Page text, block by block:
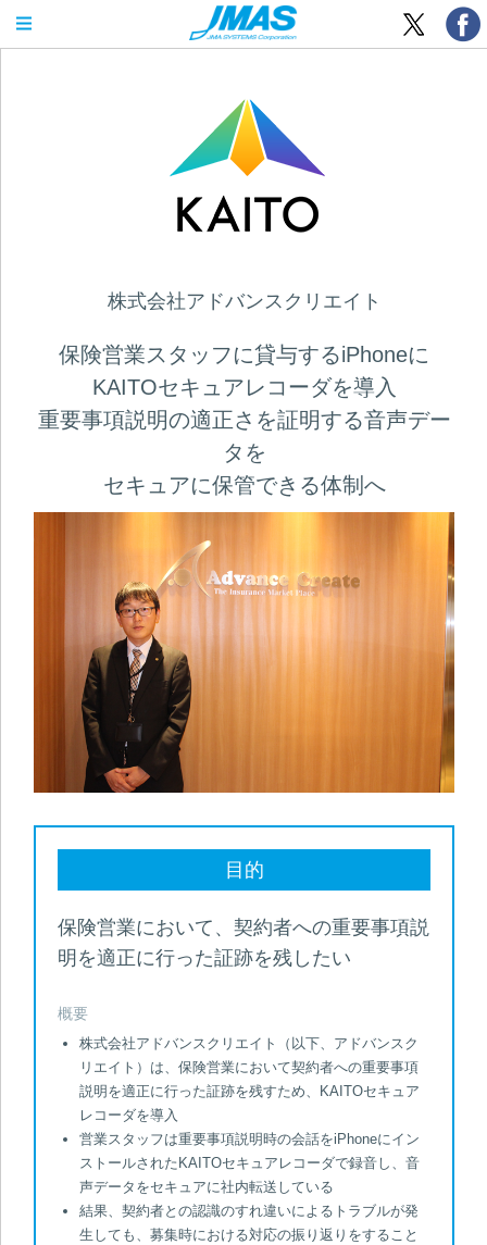
株式会社アドバンスクリエイト
保険営業スタッフに貸与するiPhoneに
KAITOセキュアレコーダを導入
重要事項説明の適正さを証明する音声デー
タを
セキュアに保管できる体制へ
目的
保険営業において、契約者への重要事項説
明を適正に行った証跡を残したい
概要
株式会社アドバンスクリエイト（以下、アドバンスク
リエイト）は、保険営業において契約者への重要事項
説明を適正に行った証跡を残すため、KAITOセキュア
レコーダを導入
営業スタッフは重要事項説明時の会話をiPhoneにイン
ストールされたKAITOセキュアレコーダで録音し、音
声データをセキュアに社内転送している
結果、契約者との認識のすれ違いによるトラブルが発
生しても、募集時における対応の振り返りをすること